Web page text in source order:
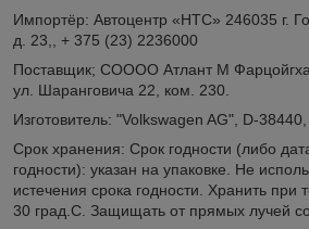
Импортёр: Автоцентр «НТС» 246035 г.
д. 23,, + 375 (23) 2236000
Поставщик; СОООО Атлант М
ул. Шаранговича 22, ком. 230.
Изготовитель: "Volkswagen AG", D-
Срок хранения: Срок годности (либо
годности): указан на упаковке. Не
истечения срока годности. Хранить при
30 град.С. Защищать от прямых лучей